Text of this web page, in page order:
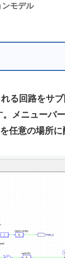
ンモデル
る回路をサブ
メニューバ
意の場所に